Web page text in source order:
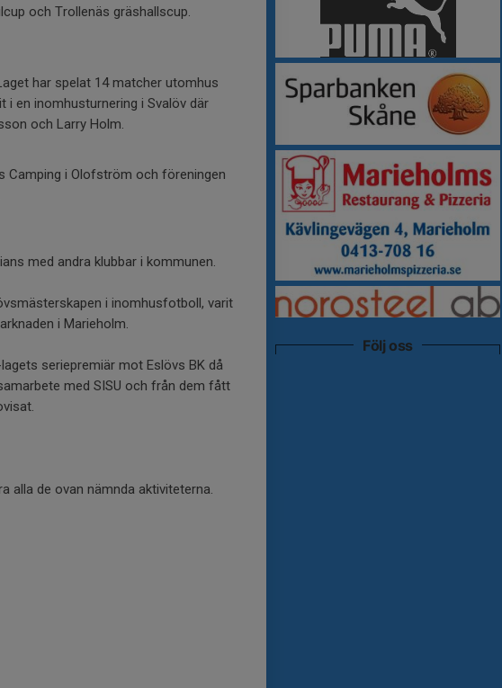
och Trollenäs gräshallscup.
har spelat 14 matcher utomhus
i en inomhusturnering i Svalöv där
och Larry Holm.
Camping i Olofström och föreningen
med andra klubbar i kommunen.
i inomhusfotboll, varit
i Marieholm.
seriepremiär mot Eslövs BK då
med SISU och från dem fått
de ovan nämnda aktiviteterna.
Följ oss